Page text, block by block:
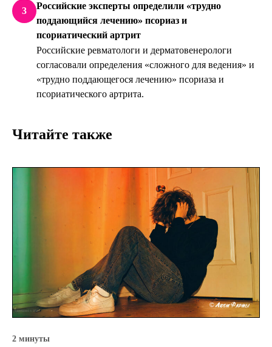
3
Российские эксперты определили «трудно
поддающийся лечению» псориаз и
псориатический артрит
Российские ревматологи и дерматовенерологи
согласовали определения «сложного для ведения» и
«трудно поддающегося лечению» псориаза и
псориатического артрита.
Читайте также
2 минуты